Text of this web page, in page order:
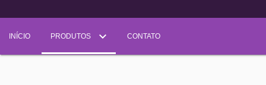
INÍCIO PRODUTOS CONTATO